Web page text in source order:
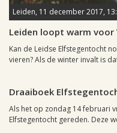
Leiden, 11 december 2017,
Leiden loopt warm
Kan de Leidse Elfstegentocht
vieren? Als de winter invalt is
Draaiboek
Als het op zondag 14 februari
Elfstegentocht gereden. Deze